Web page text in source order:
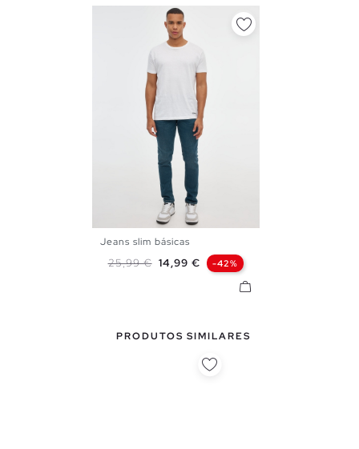
Jeans slim básicas
Preço normal
25,99 € Preço
14,99 € -42%
PRODUTOS SIMILARES